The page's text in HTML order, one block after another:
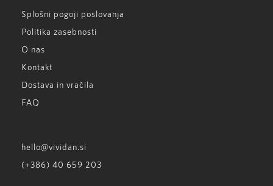
Splošni pogoji poslovanja
Politika zasebnosti
O nas
Kontakt
Dostava in vračila
FAQ
hello@vividan.si
(+386) 40 659 203